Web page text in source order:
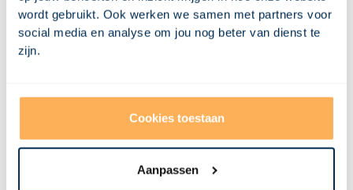
wordt gebruikt. Ook werken we samen met partners voor
social media en analyse om jou nog beter van dienst te
zijn.
Cookies toestaan
Aanpassen
interessant
Bekijk al onze blogposts